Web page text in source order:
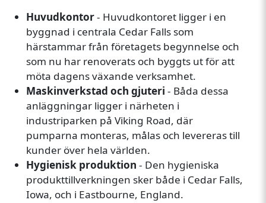
Huvudkontor- Huvudkontoret ligger i en
byggnad i centrala Cedar Falls som
härstammar från företagets begynnelse och
som nu har renoverats och byggts ut för att
möta dagens växande verksamhet.
Maskinverkstad och gjuteri - Båda dessa
anläggningar ligger i närheten i
industriparken på Viking Road, där
pumparna monteras, målas och levereras till
kunder över hela världen.
Hygienisk produktion - Den hygieniska
produkttillverkningen sker både i Cedar Falls,
Iowa, och i Eastbourne, England.